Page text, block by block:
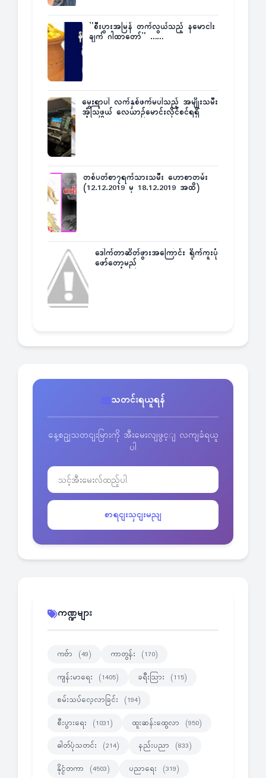
”စီးပွားအမြန် တက်လွယ်သည့် နမောငါး
ချက် ဂါထာတော်” ……
မွေးရာပါ လက်နှစ်ဖက်မပါသည့် အမျိုးသမီး
အံ့သြဖွယ် လေယာဉ်မောင်းလိုင်စင်ရရှိ
တစ်ပတ်စာ၇ရက်သားသမီး ဟောစာတမ်း
(12.12.2019 မှ 18.12.2019 အထိ)
ဒေါက်တာဆိတ်ဖွားအကြောင်း ရိုက်ကူးပုံ
ဖော်တော့မည်
သတင်းရယူရန်
နေ့စဥျသတငျးမြားကို အီးမေးလျဖွင့ျ လကျခံရယူ
ပါ
စာရငျးသှငျးမညျ
ကဏ္ဍများ
ကဗ်ာ (49) ကာတွန်း (170)
ကျန်းမာရေး (1405) ခရီးသြား (115)
စမ်းသပ်လေ့လာခြင်း (194)
စီးပွားရေး (1031) ထူးဆန်းထွေလာ (950)
ဓါတ်ပုံသတင်း (214) နည်းပညာ (833)
နိုင္ငံတကာ (4503) ပညာရေး (319)